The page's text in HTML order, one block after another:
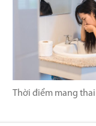
Thời điểm mang thai